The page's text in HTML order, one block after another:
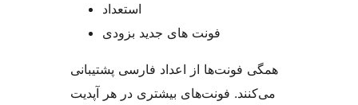
استعداد
فونت های جدید بزودی
همگی فونت‌ها از اعداد فارسی پشتیبانی
می‌کنند. فونت‌های بیشتری در هر آپدیت